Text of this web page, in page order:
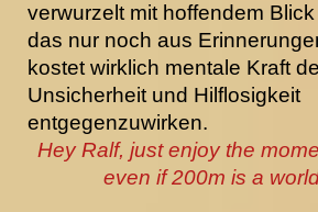
verwurzelt mit hoffendem
das nur noch aus
kostet wirklich mentale Kraft
Unsicherheit und Hilflosigkeit
entgegenzuwirken.
Hey Ralf, just enjoy the
even if 200m is a